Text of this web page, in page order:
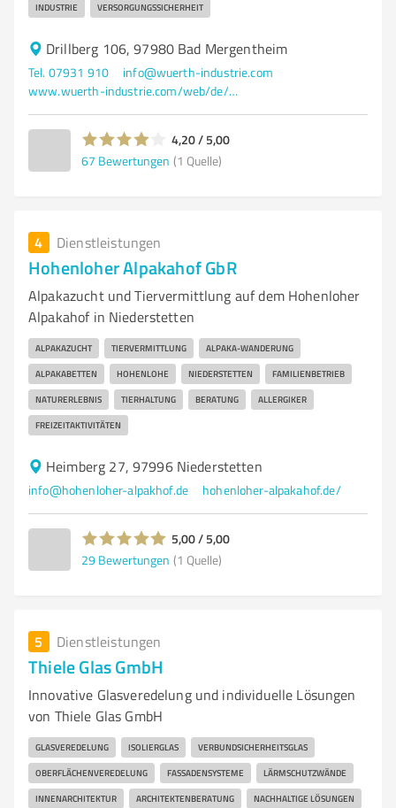
INDUSTRIE VERSORGUNGSSICHERHEIT
Drillberg 106, 97980 Bad Mergentheim
Tel. 07931 910
info@wuerth-industrie.com
www.wuerth-industrie.com/web/de/wuerthindustrie/wuerthindustrie_cteilepartner.php
4,20 / 5,00
67 Bewertungen (1 Quelle)
4 Dienstleistungen
Hohenloher Alpakahof GbR
Alpakazucht und Tiervermittlung auf dem Hohenloher
Alpakahof in Niederstetten
ALPAKAZUCHT TIERVERMITTLUNG ALPAKA-WANDERUNG
ALPAKABETTEN HOHENLOHE NIEDERSTETTEN FAMILIENBETRIEB
NATURERLEBNIS TIERHALTUNG BERATUNG ALLERGIKER
FREIZEITAKTIVITÄTEN
Heimberg 27, 97996 Niederstetten
info@hohenloher-alpakhof.de hohenloher-alpakahof.de/
5,00 / 5,00
29 Bewertungen (1 Quelle)
5 Dienstleistungen
Thiele Glas GmbH
Innovative Glasveredelung und individuelle Lösungen
von Thiele Glas GmbH
GLASVEREDELUNG ISOLIERGLAS VERBUNDSICHERHEITSGLAS
OBERFLÄCHENVEREDELUNG FASSADENSYSTEME LÄRMSCHUTZWÄNDE
INNENARCHITEKTUR ARCHITEKTENBERATUNG NACHHALTIGE LÖSUNGEN